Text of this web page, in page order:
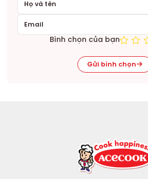
Bình chọn của bạn
Gửi bình chọn